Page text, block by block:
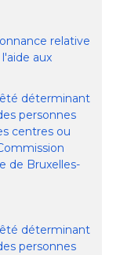
relative
aux
déterminant
personnes
centres ou
de Bruxelles-
déterminant
personnes